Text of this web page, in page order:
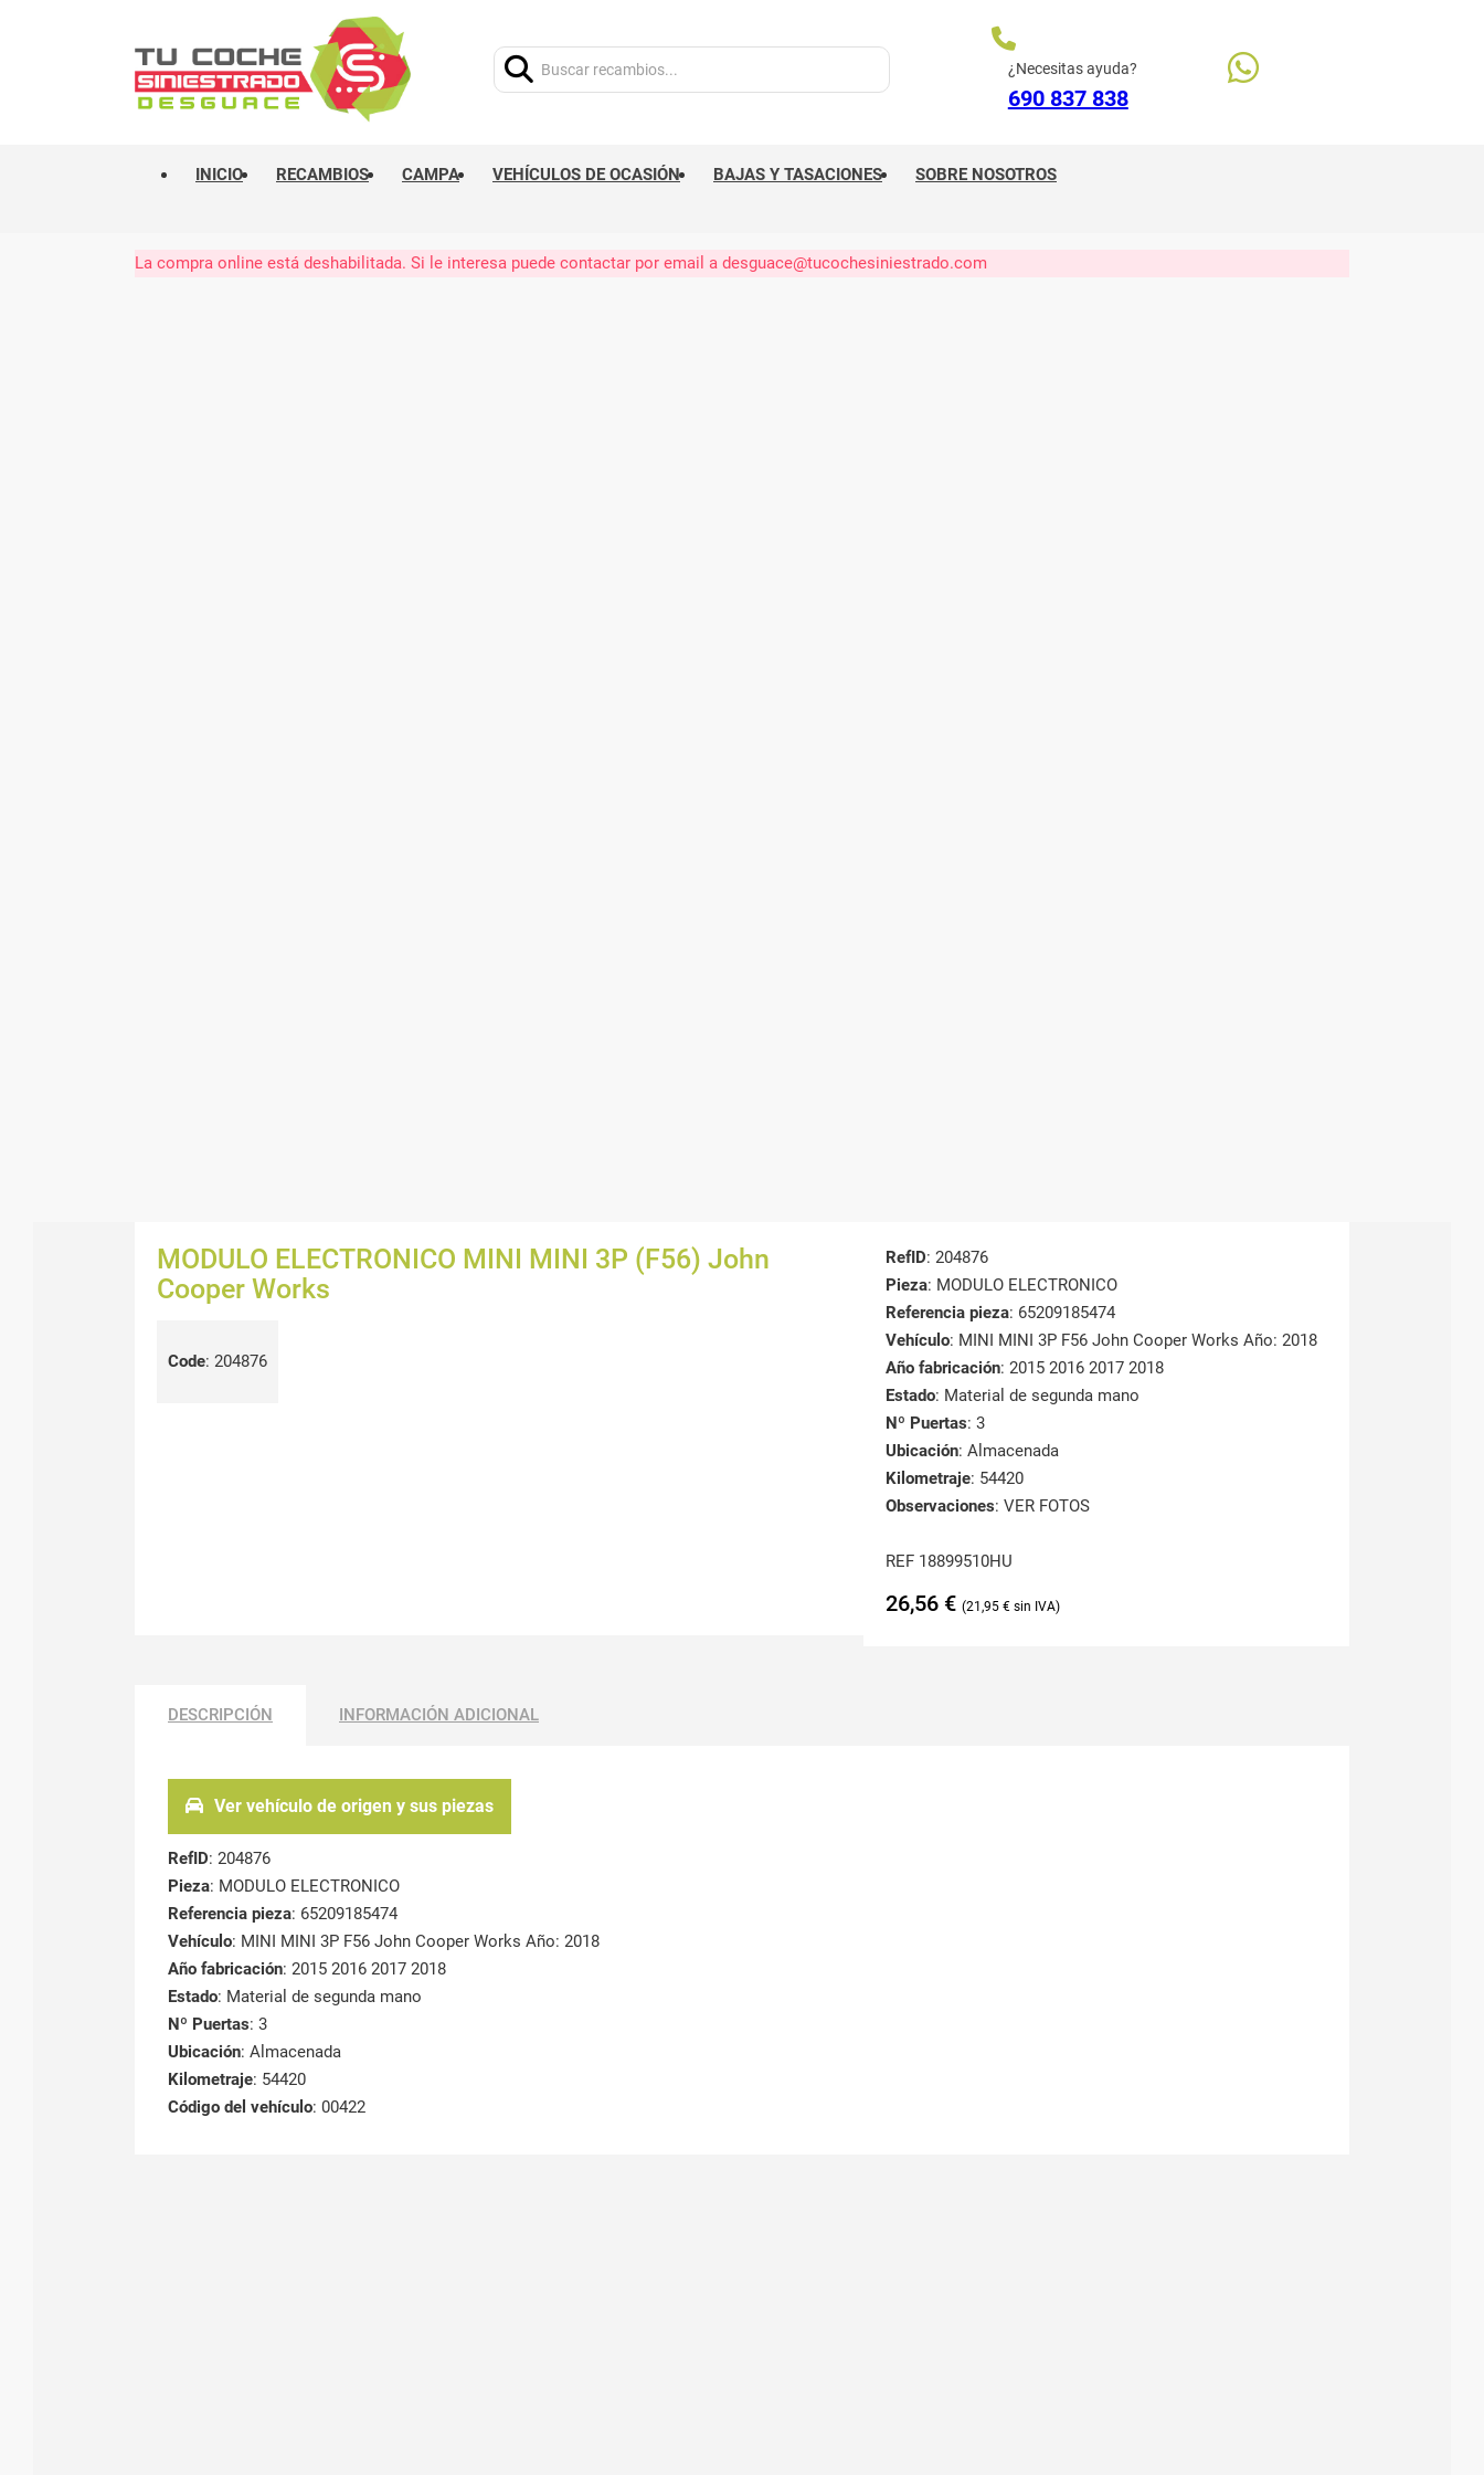
Buscar:
¿Necesitas ayuda?
690 837 838
INICIO RECAMBIOS CAMPA VEHÍCULOS DE OCASIÓN BAJAS Y TASACIONES SOBRE NOSOTROS
La compra online está deshabilitada. Si le interesa puede contactar por email a desguace@tucochesiniestrado.com
MODULO ELECTRONICO MINI MINI 3P (F56) John
Cooper Works
Code: 204876
RefID: 204876
Pieza: MODULO ELECTRONICO
Referencia pieza: 65209185474
Vehículo: MINI MINI 3P F56 John Cooper Works Año: 2018
Año fabricación: 2015 2016 2017 2018
Estado: Material de segunda mano
Nº Puertas: 3
Ubicación: Almacenada
Kilometraje: 54420
Observaciones: VER FOTOS
REF 18899510HU
26,56 € 21,95 €
DESCRIPCIÓN INFORMACIÓN ADICIONAL
Ver vehículo de origen y sus piezas
RefID: 204876
Pieza: MODULO ELECTRONICO
Referencia pieza: 65209185474
Vehículo: MINI MINI 3P F56 John Cooper Works Año: 2018
Año fabricación: 2015 2016 2017 2018
Estado: Material de segunda mano
Nº Puertas: 3
Ubicación: Almacenada
Kilometraje: 54420
Código del vehículo: 00422